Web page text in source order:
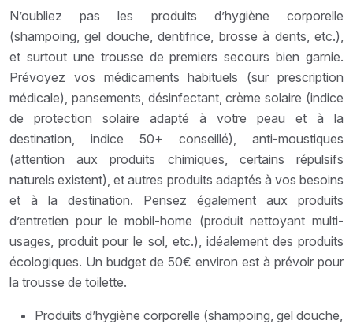
N’oubliez pas les produits d’hygiène corporelle
(shampoing, gel douche, dentifrice, brosse à dents, etc.),
et surtout une trousse de premiers secours bien garnie.
Prévoyez vos médicaments habituels (sur prescription
médicale), pansements, désinfectant, crème solaire (indice
de protection solaire adapté à votre peau et à la
destination, indice 50+ conseillé), anti-moustiques
(attention aux produits chimiques, certains répulsifs
naturels existent), et autres produits adaptés à vos besoins
et à la destination. Pensez également aux produits
d’entretien pour le mobil-home (produit nettoyant multi-
usages, produit pour le sol, etc.), idéalement des produits
écologiques. Un budget de 50€ environ est à prévoir pour
la trousse de toilette.
Produits d’hygiène corporelle (shampoing, gel douche,